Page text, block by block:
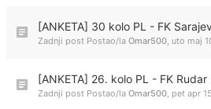
[ANKETA] 30 kolo PL - FK
Zadnji post Postao/la Omar500, uto maj
[ANKETA] 26. kolo PL - FK
Zadnji post Postao/la Omar500, pet apr